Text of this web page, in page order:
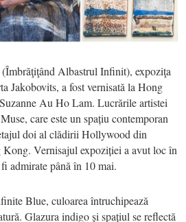
Albastrul Infinit), expoziţa
Jakobovits, a fost vernisată la Hong
Au Ho Lam. Lucrările artistei
care este un spațiu contemporan
doi al clădirii Hollywood din
Vernisajul expoziţiei a avut loc în
admirate până în 10 mai.
Blue, culoarea întruchipează
Glazura indigo și spațiul se reflectă